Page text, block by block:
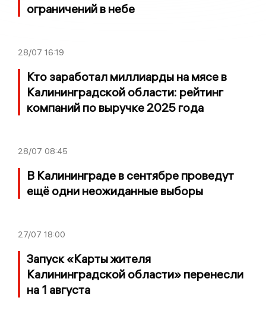
ограничений в небе
28/07 16:19
Кто заработал миллиарды на мясе в
Калининградской области: рейтинг
компаний по выручке 2025 года
28/07 08:45
В Калининграде в сентябре проведут
ещё одни неожиданные выборы
27/07 18:00
Запуск «Карты жителя
Калининградской области» перенесли
на 1 августа